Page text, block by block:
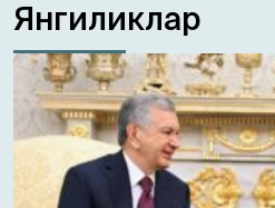
Янгиликлар